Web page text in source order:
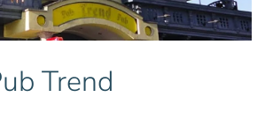
Trend